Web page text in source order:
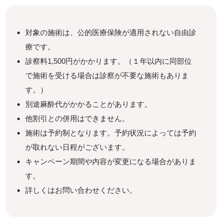
対象の施術は、公的医療保険が適用されない自由診
療です。
診察料1,500円がかかります。（１年以内に同部位
で施術を受ける場合は診察が不要な施術もありま
す。）
別途麻酔代がかかることがあります。
他割引との併用はできません。
施術は予約制となります。予約状況によっては予約
が取れない日程がございます。
キャンペーン期間や内容が変更になる場合がありま
す。
詳しくはお問い合わせください。